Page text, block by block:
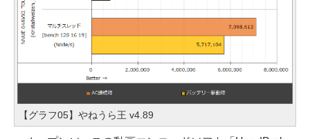
【グラフ05】やねうら王 v4.89